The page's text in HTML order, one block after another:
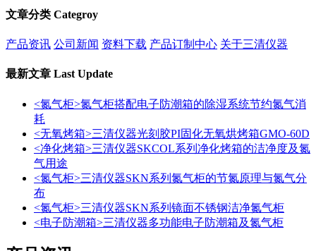
文章分类 Categroy
产品资讯 公司新闻 资料下载 产品订制中心 关于三清仪器
最新文章 Last Update
<氮气柜>氮气柜搭配电子防潮箱的除湿系统节约氮气消
耗
<无氧烤箱>三清仪器光刻胶PI固化无氧烘烤箱GMO-60D
<净化烤箱>三清仪器SKCOL系列净化烤箱的洁净度及氮
气用途
<氮气柜>三清仪器SKN系列氮气柜的节氮原理与氮气分
布
<氮气柜>三清仪器SKN系列镜面不锈钢洁净氮气柜
<电子防潮箱>三清仪器多功能电子防潮箱及氮气柜